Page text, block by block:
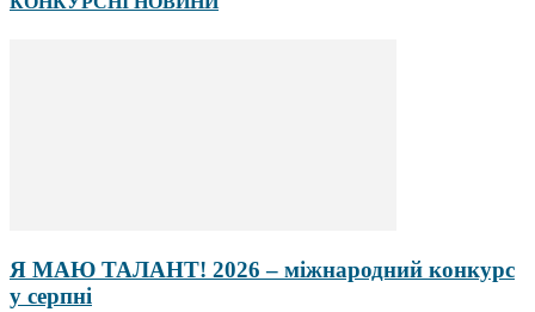
Я МАЮ ТАЛАНТ! 2026 – міжнародний конкурс
у серпні